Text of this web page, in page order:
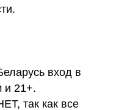
вход в
и 21+.
так как все